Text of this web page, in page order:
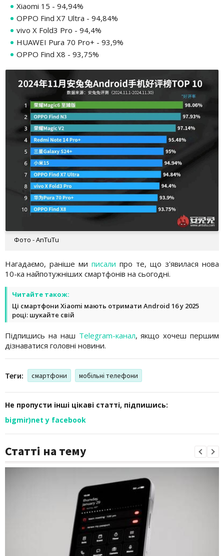
Xiaomi 15 - 94,94%
OPPO Find X7 Ultra - 94,84%
vivo X Fold3 Pro - 94,4%
HUAWEI Pura 70 Pro+ - 93,9%
OPPO Find X8 - 93,75%
Фото - AnTuTu
Нагадаємо, раніше ми писали про те, що з'явилася нова
10-ка найпотужніших смартфонів на сьогодні.
Читайте також:
Ці смартфони Xiaomi мають отримати Android 16 у 2025
році: шукайте свій
Підпишись на наш Telegram-канал, якщо хочеш першим
дізнаватися головні новини.
Теги: смартфони мобільні телефони
Не пропусти інші цікаві статті, підпишись:
bigmir)net у facebook
Статті на тему